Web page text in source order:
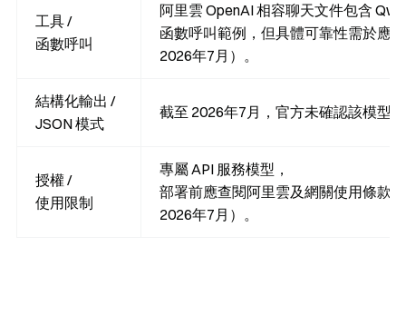
工具 /
函數呼叫
阿里雲 OpenAI 相容聊天文件包含
函數呼叫範例，但具體可靠性需於應
2026年7月）。
結構化輸出 /
JSON 模式
截至 2026年7月，官方未確認該模型
授權 /
使用限制
專屬 API 服務模型，
部署前應查閱阿里雲及網關使用條款
2026年7月）。